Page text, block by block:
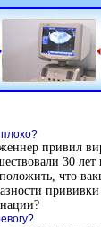
привил
30 лет
что